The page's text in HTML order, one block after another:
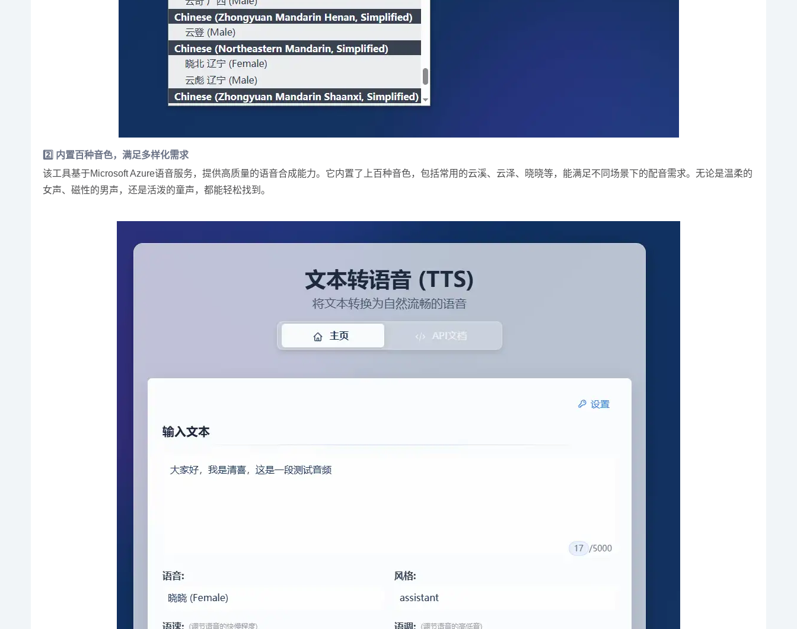
2️⃣ 内置百种音色，满足多样化需求
该工具基于Microsoft Azure语音服务，提供高质量的语音合成能力。它内置了上百种音色，包括常用的云溪、云泽、晓晓等，能满足不同场景下的配音需求。无论是温柔的
女声、磁性的男声，还是活泼的童声，都能轻松找到。